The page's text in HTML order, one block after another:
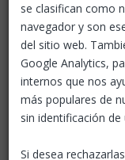
Novetats en
terminis i
se clasifican como
navegador y son
del sitio web.
Google Analytics,
internos que nos
más populares de
sin identificación de
Si desea